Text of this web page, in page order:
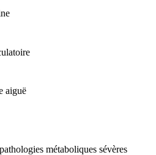
aiguë
métaboliques sévères